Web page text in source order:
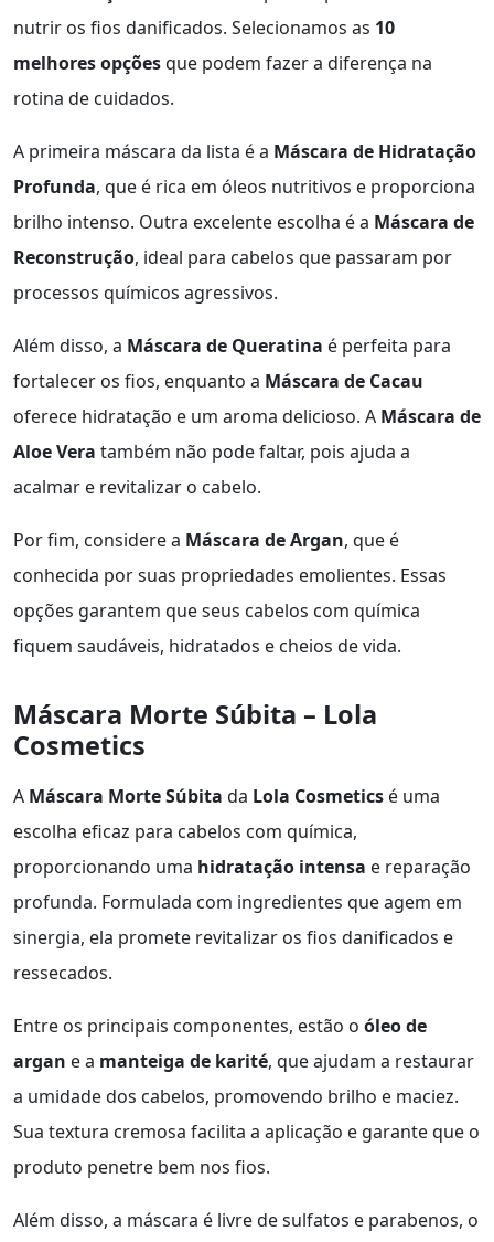
nutrir os fios danificados. Selecionamos as 10
melhores opçõesque podem fazer a diferença na
rotina de cuidados.
A primeira máscara da lista é a Máscara de Hidratação
Profunda, que é rica em óleos nutritivos e proporciona
brilho intenso. Outra excelente escolha é a Máscara de
Reconstrução, ideal para cabelos que passaram por
processos químicos agressivos.
Além disso, a Máscara de Queratina é perfeita para
fortalecer os fios, enquanto a Máscara de Cacau
oferece hidratação e um aroma delicioso. A Máscara de
Aloe Vera também não pode faltar, pois ajuda a
acalmar e revitalizar o cabelo.
Por fim, considere a Máscara de Argan, que é
conhecida por suas propriedades emolientes. Essas
opções garantem que seus cabelos com química
fiquem saudáveis, hidratados e cheios de vida.
Máscara Morte Súbita – Lola
Cosmetics
A Máscara Morte Súbita da Lola Cosmetics é uma
escolha eficaz para cabelos com química,
proporcionando uma hidratação intensa e reparação
profunda. Formulada com ingredientes que agem em
sinergia, ela promete revitalizar os fios danificados e
ressecados.
Entre os principais componentes, estão o óleo de
argan e a manteiga de karité, que ajudam a restaurar
a umidade dos cabelos, promovendo brilho e maciez.
Sua textura cremosa facilita a aplicação e garante que o
produto penetre bem nos fios.
Além disso, a máscara é livre de sulfatos e parabenos, o